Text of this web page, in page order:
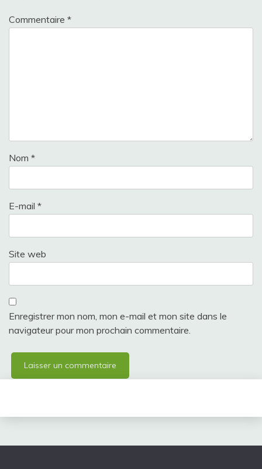
Commentaire *
Nom *
E-mail *
Site web
Enregistrer mon nom, mon e-mail et mon site dans le
navigateur pour mon prochain commentaire.